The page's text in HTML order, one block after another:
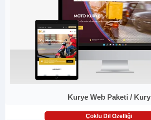
Kurye Web Paketi / Kury
Çoklu Dil Özelliği